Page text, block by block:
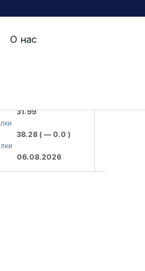
О нас
31.99
38.28( — 0.0 )
06.08.2026
Цена